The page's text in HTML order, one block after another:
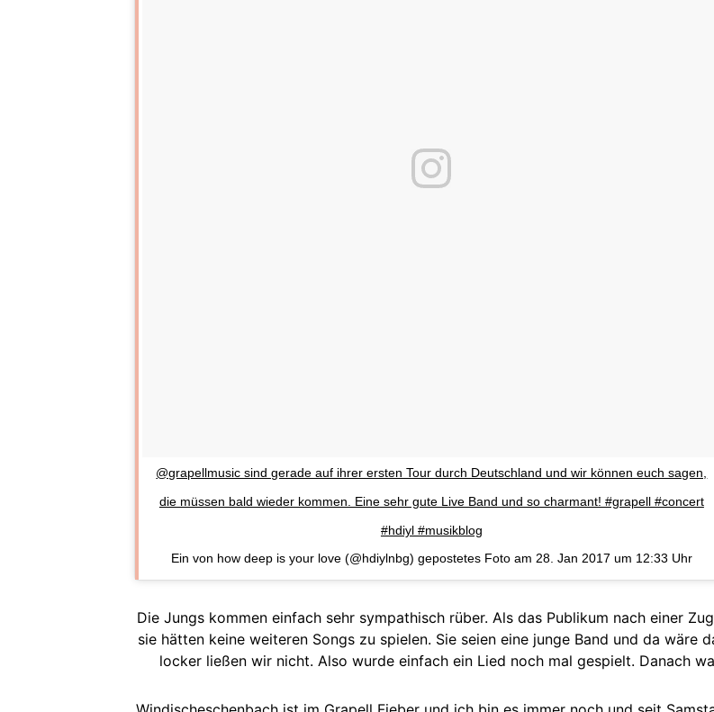
@grapellmusic sind gerade auf ihrer ersten Tour durch Deutschland und wir können euch sagen,
die müssen bald wieder kommen. Eine sehr gute Live Band und so charmant! #grapell #concert
#hdiyl #musikblog
Ein von how deep is your love (@hdiylnbg) gepostetes Foto am 28. Jan 2017 um 12:33 Uhr
Die Jungs kommen einfach sehr sympathisch rüber. Als das Publikum nach einer
sie hätten keine weiteren Songs zu spielen. Sie seien eine junge Band und da
locker ließen wir nicht. Also wurde einfach ein Lied noch mal gespielt. Danach